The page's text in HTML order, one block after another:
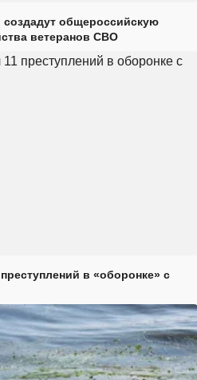
общероссийскую
ветеранов СВО
в «оборонке» с